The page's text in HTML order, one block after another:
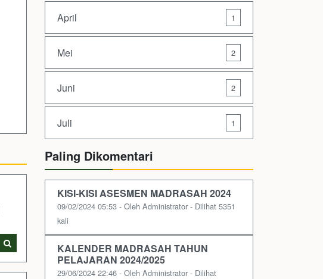
April 1
Mei 2
Juni 2
Juli 1
Paling Dikomentari
KISI-KISI ASESMEN MADRASAH 2024
09/02/2024 05:53 - Oleh Administrator - Dilihat 5351
kali
KALENDER MADRASAH TAHUN
PELAJARAN 2024/2025
29/06/2024 22:46 - Oleh Administrator - Dilihat